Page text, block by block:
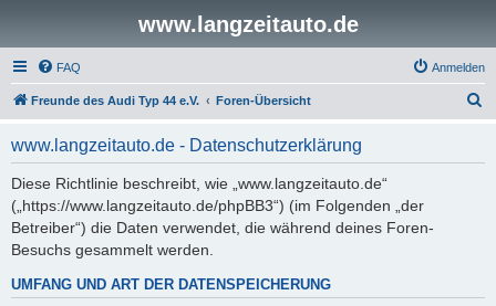
www.langzeitauto.de
FAQ Anmelden
Freunde des Audi Typ 44 e.V. Foren-Übersicht
www.langzeitauto.de - Datenschutzerklärung
Diese Richtlinie beschreibt, wie „www.langzeitauto.de“
(„https://www.langzeitauto.de/phpBB3“) (im Folgenden „der
Betreiber“) die Daten verwendet, die während deines Foren-
Besuchs gesammelt werden.
UMFANG UND ART DER DATENSPEICHERUNG